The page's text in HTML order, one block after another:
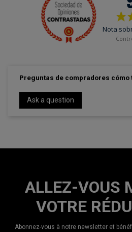
Preguntas de compradores cómo
Ask a question
ALLEZ-VOUS
VOTRE
Abonnez-vous à notre newsletter et